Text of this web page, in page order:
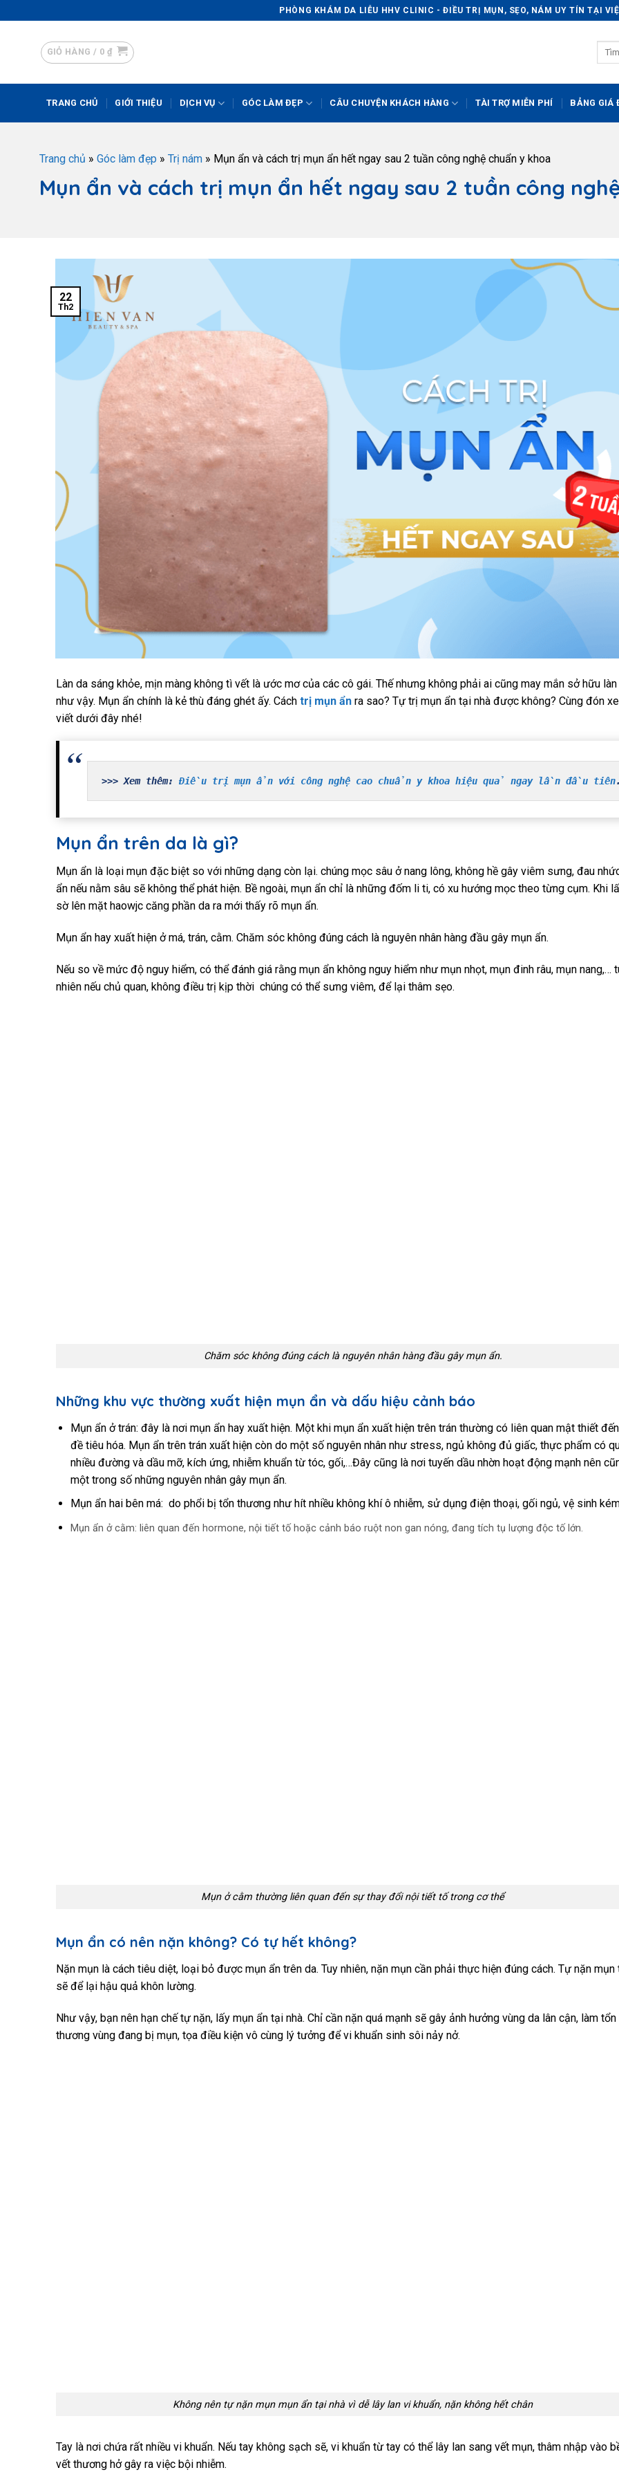
PHÒNG KHÁM DA LIỄU HHV CLINIC - ĐIỀU TRỊ MỤN, SẸO, NÁM UY TÍN TẠI
GIỎ HÀNG / 0 ₫
TRANG CHỦ GIỚI THIỆU DỊCH VỤ GÓC LÀM ĐẸP CÂU CHUYỆN KHÁCH HÀNG TÀI TRỢ MIỄN PHÍ BẢNG GIÁ
Trang chủ » Góc làm đẹp » Trị nám » Mụn ẩn và cách trị mụn ẩn hết ngay sau 2 tuần công nghệ chuẩn y khoa
Mụn ẩn và cách trị mụn ẩn hết ngay sau 2 tuần công
22
Th2
Làn da sáng khỏe, mịn màng không tì vết là ước mơ của các cô gái. Thế nhưng không phải ai cũng may mắn sở hữu
như vậy. Mụn ẩn chính là kẻ thù đáng ghét ấy. Cách trị mụn ẩn ra sao? Tự trị mụn ẩn tại nhà được không? Cùng đón
viết dưới đây nhé!
>>> Xem thêm: Điều trị mụn ẩn với công nghệ cao chuẩn y khoa hiệu quả ngay lần đầu tiên.
Mụn ẩn trên da là gì?
Mụn ẩn là loại mụn đặc biệt so với những dạng còn lại. chúng mọc sâu ở nang lông, không hề gây viêm sưng, đau
ẩn nếu nằm sâu sẽ không thể phát hiện. Bề ngoài, mụn ẩn chỉ là những đốm li ti, có xu hướng mọc theo từng cụm. Khi
sờ lên mặt haowjc căng phần da ra mới thấy rõ mụn ẩn.
Mụn ẩn hay xuất hiện ở má, trán, cằm. Chăm sóc không đúng cách là nguyên nhân hàng đầu gây mụn ẩn.
Nếu so về mức độ nguy hiểm, có thể đánh giá rằng mụn ẩn không nguy hiểm như mụn nhọt, mụn đinh râu, mụn nang,…
nhiên nếu chủ quan, không điều trị kịp thời chúng có thể sưng viêm, để lại thâm sẹo.
Chăm sóc không đúng cách là nguyên nhân hàng đầu gây mụn ẩn.
Những khu vực thường xuất hiện mụn ẩn và dấu hiệu cảnh báo
Mụn ẩn ở trán: đây là nơi mụn ẩn hay xuất hiện. Một khi mụn ẩn xuất hiện trên trán thường có liên quan mật thiết
đề tiêu hóa. Mụn ẩn trên trán xuất hiện còn do một số nguyên nhân như stress, ngủ không đủ giấc, thực phẩm có
nhiều đường và dầu mỡ, kích ứng, nhiễm khuẩn từ tóc, gối,…Đây cũng là nơi tuyến dầu nhờn hoạt động mạnh nên
một trong số những nguyên nhân gây mụn ẩn.
Mụn ẩn hai bên má: do phổi bị tổn thương như hít nhiều không khí ô nhiễm, sử dụng điện thoại, gối ngủ, vệ sinh
Mụn ẩn ở cằm: liên quan đến hormone, nội tiết tố hoặc cảnh báo ruột non gan nóng, đang tích tụ lượng độc tố lớn.
Mụn ở cằm thường liên quan đến sự thay đổi nội tiết tố trong cơ thể
Mụn ẩn có nên nặn không? Có tự hết không?
Nặn mụn là cách tiêu diệt, loại bỏ được mụn ẩn trên da. Tuy nhiên, nặn mụn cần phải thực hiện đúng cách. Tự nặn mụn
sẽ để lại hậu quả khôn lường.
Như vậy, bạn nên hạn chế tự nặn, lấy mụn ẩn tại nhà. Chỉ cần nặn quá mạnh sẽ gây ảnh hưởng vùng da lân cận, làm tổn
thương vùng đang bị mụn, tọa điều kiện vô cùng lý tưởng để vi khuẩn sinh sôi nảy nở.
Không nên tự nặn mụn mụn ẩn tại nhà vì dễ lây lan vi khuẩn, nặn không hết chân
Tay là nơi chứa rất nhiều vi khuẩn. Nếu tay không sạch sẽ, vi khuẩn từ tay có thể lây lan sang vết mụn, thâm nhập vào
vết thương hở gây ra việc bội nhiễm.